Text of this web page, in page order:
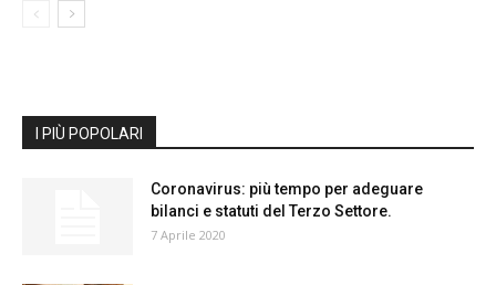
I PIÙ POPOLARI
Coronavirus: più tempo per adeguare
bilanci e statuti del Terzo Settore.
7 Aprile 2020